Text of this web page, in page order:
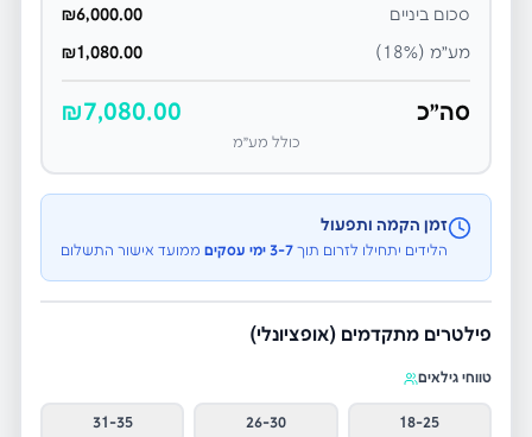
סכום ביניים ₪6,000.00
מע״מ (18%) ₪1,080.00
סה״כ ₪7,080.00
כולל מע״מ
זמן הקמה ותפעול
הלידים יתחילו לזרום תוך 3-7 ימי עסקים ממועד אישור התשלום
פילטרים מתקדמים (אופציונלי)
טווחי גילאים
18-25
26-30
31-35